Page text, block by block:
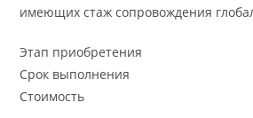
имеющих стаж сопровождения
Этап приобретения
Срок выполнения
Стоимость